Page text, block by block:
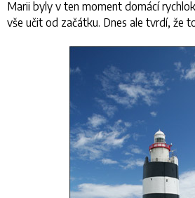
Marii byly v ten moment domácí
vše učit od začátku. Dnes ale tvrdí, že